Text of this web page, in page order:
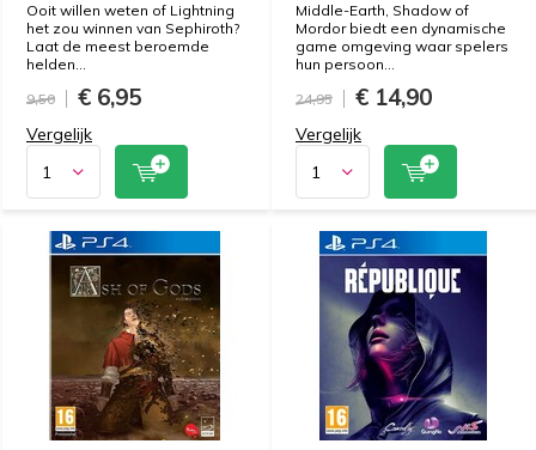
Ooit willen weten of Lightning
het zou winnen van Sephiroth?
Laat de meest beroemde
helden...
9,50
€ 6,95
Vergelijk
Middle-Earth, Shadow of
Mordor biedt een dynamische
game omgeving waar spelers
hun persoon...
24,95
€ 14,90
Vergelijk